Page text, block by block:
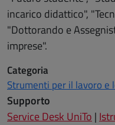
incarico didattico",
"Dottorando e
imprese".
Categoria
Strumenti per il lavoro e
Supporto
Service Desk UniTo |